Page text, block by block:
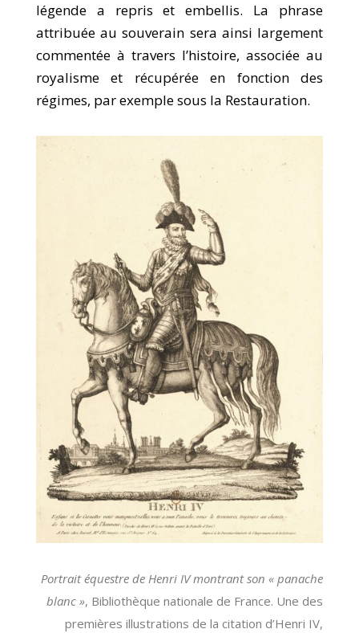
légende a repris et embellis. La phrase
attribuée au souverain sera ainsi largement
commentée à travers l’histoire, associée au
royalisme et récupérée en fonction des
régimes, par exemple sous la Restauration.
Portrait équestre de Henri IV montrant son « panache
blanc », Bibliothèque nationale de France. Une des
premières illustrations de la citation d’Henri IV,